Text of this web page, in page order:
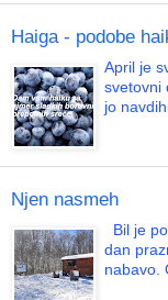
Haiga - podobe
April je
svetovni
jo
Njen nasmeh
Bil je
dan
nabavo.